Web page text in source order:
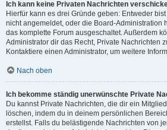
Ich kann keine Privaten Nachrichten
Hierfür kann es drei Gründe geben: Entweder
nicht angemeldet, oder die Board-Administration
das komplette Forum ausgeschaltet. Außerdem
Administrator dir das Recht, Private Nachrichten
Kontaktiere einen Administrator, um weitere
Nach oben
Ich bekomme ständig unerwünschte Private
Du kannst Private Nachrichten, die dir ein
löschen, indem du in deinem persönlichen
erstellst. Falls du belästigende Nachrichten von